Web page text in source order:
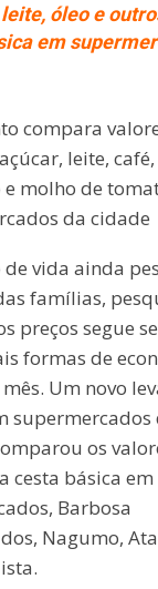
óleo e
em
compara
leite,
molho de
da cidade
de vida ainda
famílias,
preços segue
formas de
Um novo
supermercados
os
cesta básica
Barbosa
Nagumo,